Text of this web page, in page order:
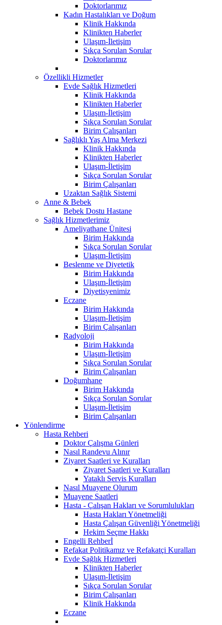
Doktorlarımız
Kadın Hastalıkları ve Doğum
Klinik Hakkında
Klinikten Haberler
Ulaşım-İletişim
Sıkça Sorulan Sorular
Doktorlarımız
Özellikli Hizmetler
Evde Sağlık Hizmetleri
Klinik Hakkında
Klinikten Haberler
Ulaşım-İletişim
Sıkça Sorulan Sorular
Birim Çalışanları
Sağlıklı Yaş Alma Merkezi
Klinik Hakkında
Klinikten Haberler
Ulaşım-İletişim
Sıkça Sorulan Sorular
Birim Çalışanları
Uzaktan Sağlık Sistemi
Anne & Bebek
Bebek Dostu Hastane
Sağlık Hizmetlerimiz
Ameliyathane Ünitesi
Birim Hakkında
Sıkça Sorulan Sorular
Ulaşım-İletişim
Beslenme ve Diyetetik
Birim Hakkında
Ulaşım-İletişim
Diyetisyenimiz
Eczane
Birim Hakkında
Ulaşım-İletişim
Birim Çalışanları
Radyoloji
Birim Hakkında
Ulaşım-İletişim
Sıkça Sorulan Sorular
Birim Çalışanları
Doğumhane
Birim Hakkında
Sıkça Sorulan Sorular
Ulaşım-İletişim
Birim Çalışanları
Yönlendirme
Hasta Rehberi
Doktor Çalışma Günleri
Nasıl Randevu Alınır
Ziyaret Saatleri ve Kuralları
Ziyaret Saatleri ve Kuralları
Yataklı Servis Kuralları
Nasıl Muayene Olurum
Muayene Saatleri
Hasta - Çalışan Hakları ve Sorumlulukları
Hasta Hakları Yönetmeliği
Hasta Çalışan Güvenliği Yönetmeliği
Hekim Seçme Hakkı
Engelli Rehberİ
Refakat Politikamız ve Refakatçi Kuralları
Evde Sağlık Hizmetleri
Klinikten Haberler
Ulaşım-İletişim
Sıkça Sorulan Sorular
Birim Çalışanları
Klinik Hakkında
Eczane